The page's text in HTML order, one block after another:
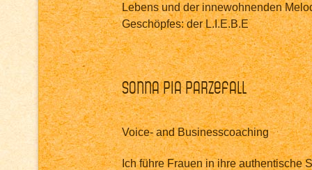
Lebens und der innewohnenden
Geschöpfes: der L.I.E.B.E
Sonna Pia Parzefall
Voice- and Businesscoaching
Ich führe Frauen in ihre authentische